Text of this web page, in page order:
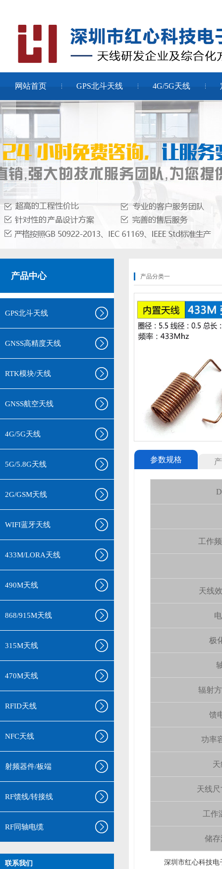
网站首页 GPS北斗天线 4G/5G天线
产品中心
GPS北斗天线
GNSS高精度天线
RTK模块/天线
GNSS航空天线
4G/5G天线
5G/5.8G天线
2G/GSM天线
WIFI蓝牙天线
433M/LORA天线
490M天线
868/915M天线
315M天线
470M天线
RFID天线
NFC天线
射频器件/板端
RF馈线/转接线
RF同轴电缆
联系我们
产品分类一
参数规格
工作
天线
极
辐射
馈
功率
天
天线尺
工作
储存
深圳市红心科技电